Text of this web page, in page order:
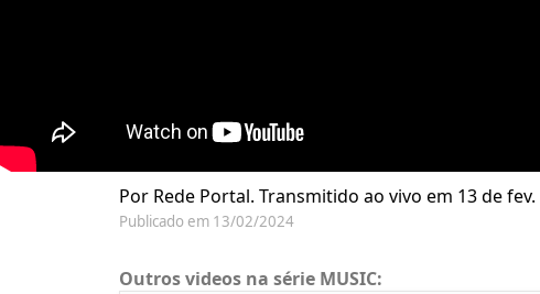
Por Rede Portal. Transmitido ao vivo em 13 de fev.
Publicado em 13/02/2024
Outros videos na série MUSIC: